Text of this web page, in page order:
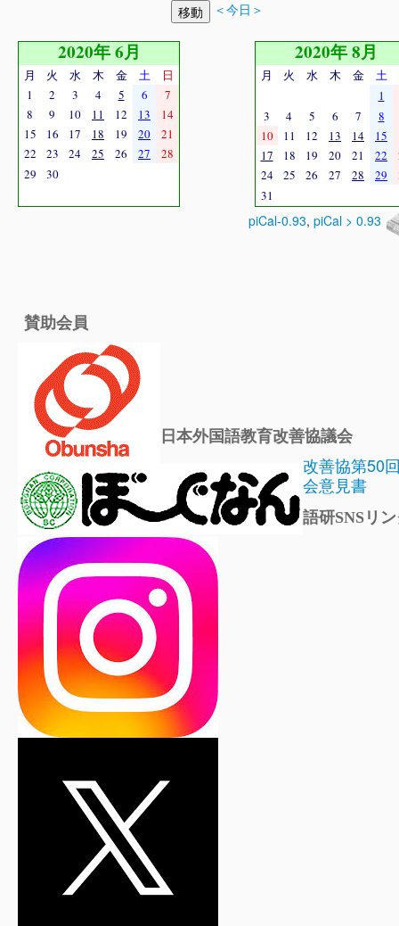
＜今日＞
2020年 6月
月 火 水 木 金 土
日
1
2 3 4 5 6
7
8
9 10 11 12 13
14
15
16 17 18 19 20
21
22
23 24 25 26 27
28
29
30
2020年 8月
月 火 水 木 金 土
1
3
4 5 6 7
8
10
11 12 13 14 15
17
18 19 20 21 22
24
25 26 27 28 29
31
piCal-0.93, piCal > 0.93
賛助会員
日本外国語教育改善協議会
改善協第50
会意見書
語研SNSリ